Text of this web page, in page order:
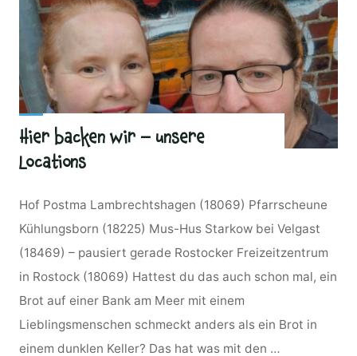
Hier backen wir – unsere
Locations
Hof Postma Lambrechtshagen (18069) Pfarrscheune
Kühlungsborn (18225) Mus-Hus Starkow bei Velgast
(18469) – pausiert gerade Rostocker Freizeitzentrum
in Rostock (18069) Hattest du das auch schon mal, ein
Brot auf einer Bank am Meer mit einem
Lieblingsmenschen schmeckt anders als ein Brot in
einem dunklen Keller? Das hat was mit den …